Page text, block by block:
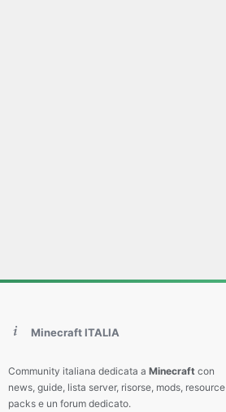
Minecraft ITALIA
Community italiana dedicata a Minecraft con
news, guide, lista server, risorse, mods, resource
packs e un forum dedicato.